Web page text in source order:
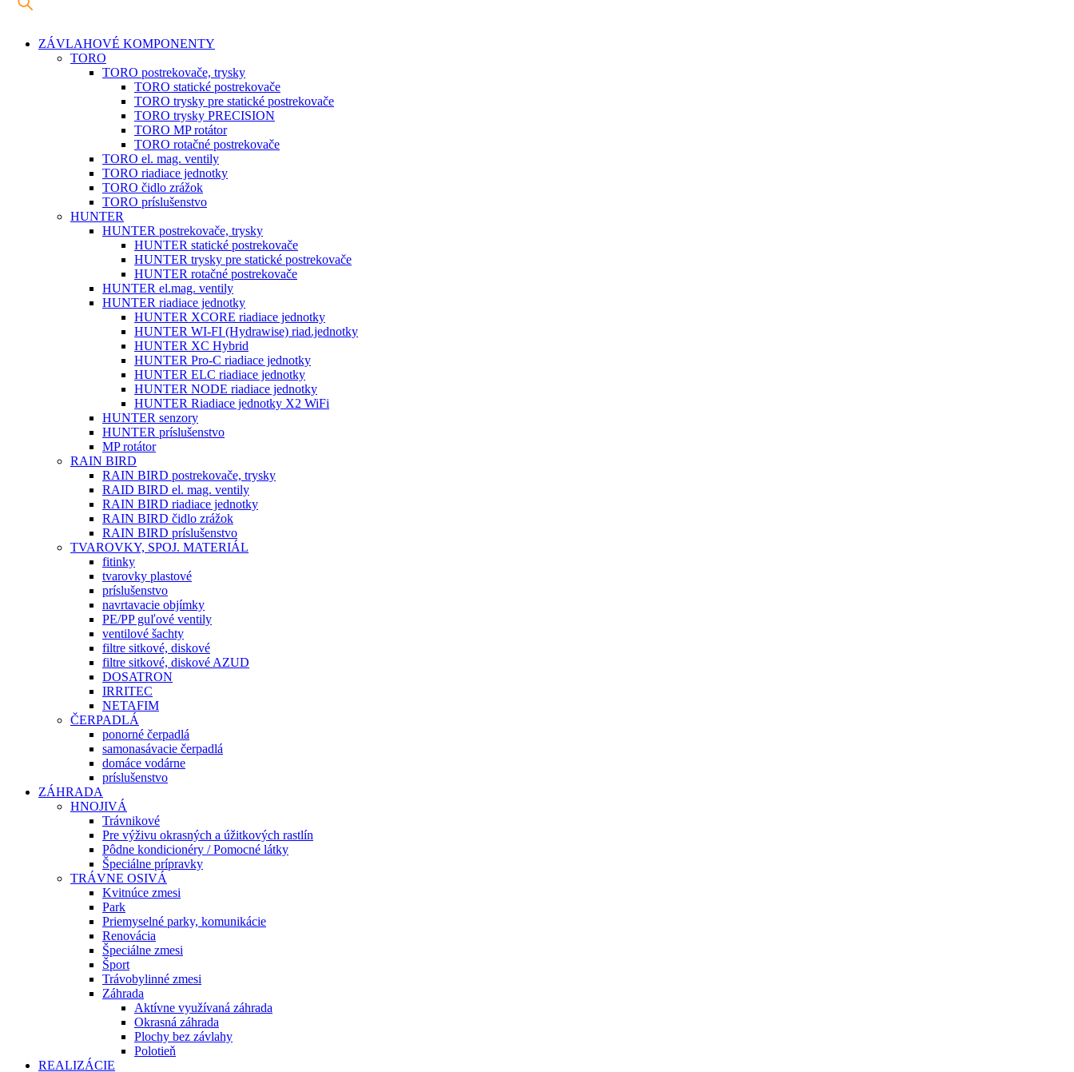
ZÁVLAHOVÉ KOMPONENTY
TORO
TORO postrekovače, trysky
TORO statické postrekovače
TORO trysky pre statické postrekovače
TORO trysky PRECISION
TORO MP rotátor
TORO rotačné postrekovače
TORO el. mag. ventily
TORO riadiace jednotky
TORO čidlo zrážok
TORO príslušenstvo
HUNTER
HUNTER postrekovače, trysky
HUNTER statické postrekovače
HUNTER trysky pre statické postrekovače
HUNTER rotačné postrekovače
HUNTER el.mag. ventily
HUNTER riadiace jednotky
HUNTER XCORE riadiace jednotky
HUNTER WI-FI (Hydrawise) riad.jednotky
HUNTER XC Hybrid
HUNTER Pro-C riadiace jednotky
HUNTER ELC riadiace jednotky
HUNTER NODE riadiace jednotky
HUNTER Riadiace jednotky X2 WiFi
HUNTER senzory
HUNTER príslušenstvo
MP rotátor
RAIN BIRD
RAIN BIRD postrekovače, trysky
RAID BIRD el. mag. ventily
RAIN BIRD riadiace jednotky
RAIN BIRD čidlo zrážok
RAIN BIRD príslušenstvo
TVAROVKY, SPOJ. MATERIÁL
fitinky
tvarovky plastové
príslušenstvo
navrtavacie objímky
PE/PP guľové ventily
ventilové šachty
filtre sitkové, diskové
filtre sitkové, diskové AZUD
DOSATRON
IRRITEC
NETAFIM
ČERPADLÁ
ponorné čerpadlá
samonasávacie čerpadlá
domáce vodárne
príslušenstvo
ZÁHRADA
HNOJIVÁ
Trávnikové
Pre výživu okrasných a úžitkových rastlín
Pôdne kondicionéry / Pomocné látky
Špeciálne prípravky
TRÁVNE OSIVÁ
Kvitnúce zmesi
Park
Priemyselné parky, komunikácie
Renovácia
Špeciálne zmesi
Šport
Trávobylinné zmesi
Záhrada
Aktívne využívaná záhrada
Okrasná záhrada
Plochy bez závlahy
Polotieň
REALIZÁCIE